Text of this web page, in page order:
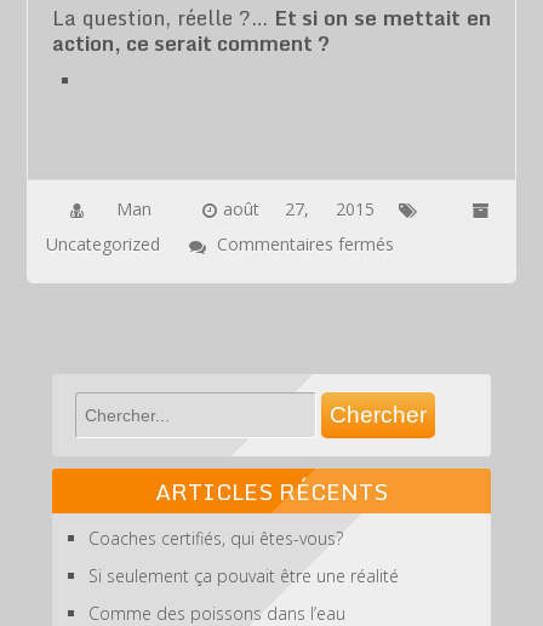
La question, réelle ?… Et si on se mettait en
action, ce serait comment ?
Man
août 27, 2015
Uncategorized
Commentaires fermés
pouvait
être
ARTICLES RÉCENTS
Coaches certifiés, qui êtes-vous?
Si seulement ça pouvait être une réalité
Comme des poissons dans l’eau